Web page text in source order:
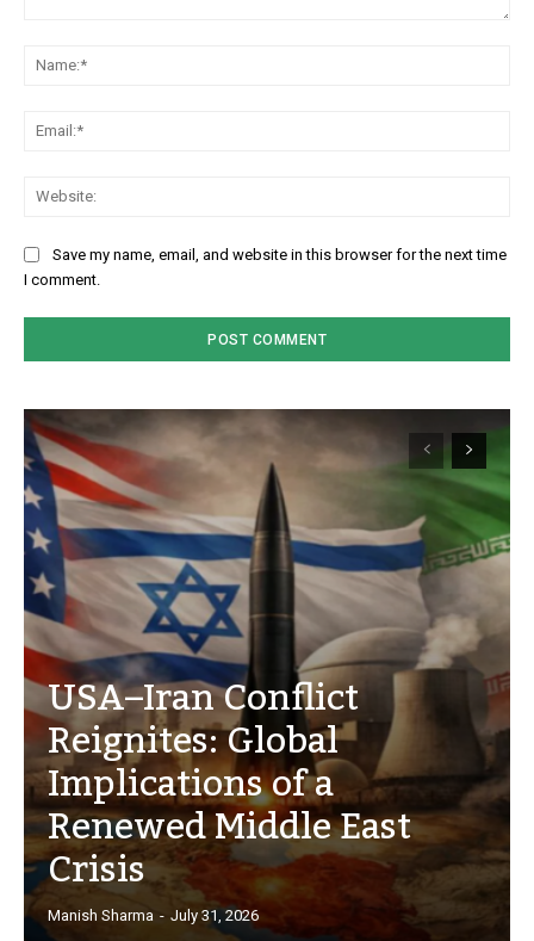
Save my name, email, and website in this browser for the next time
I comment.
USA–Iran Conflict
Reignites: Global
Implications of a
Renewed Middle East
Crisis
Manish Sharma - July 31, 2026